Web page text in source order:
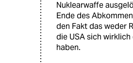
Nuklearwaffe
Ende des
den Fakt das weder
die USA sich
haben.